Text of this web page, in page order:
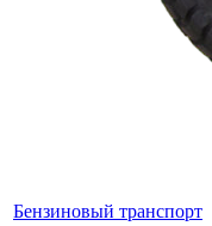
Бензиновый транспорт